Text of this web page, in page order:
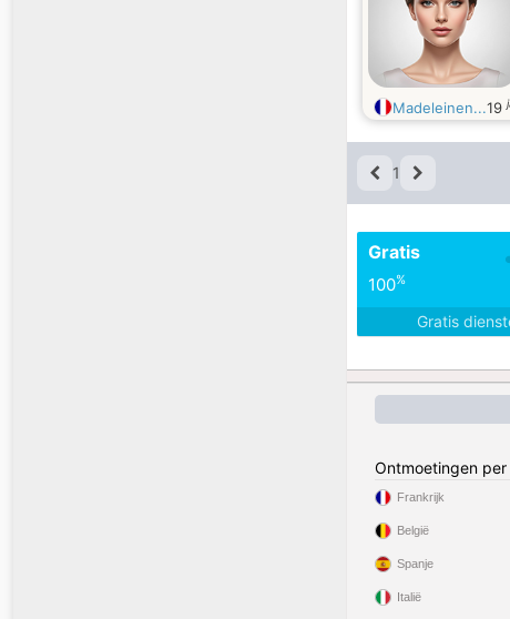
Madeleinen...19
1
Gratis
100%
Gratis
Ontmoetingen per
Frankrijk
België
Spanje
Italië